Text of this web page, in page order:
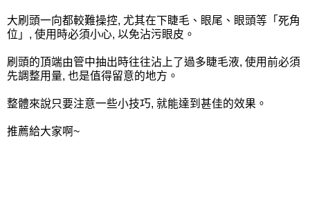
大刷頭一向都較難操控, 尤其在下睫毛、眼尾、眼頭等「死角
位」, 使用時必須小心, 以免沾污眼皮。
刷頭的頂端由管中抽出時往往沾上了過多睫毛液, 使用前必須
先調整用量, 也是值得留意的地方。
整體來說只要注意一些小技巧, 就能達到甚佳的效果。
推薦給大家啊~